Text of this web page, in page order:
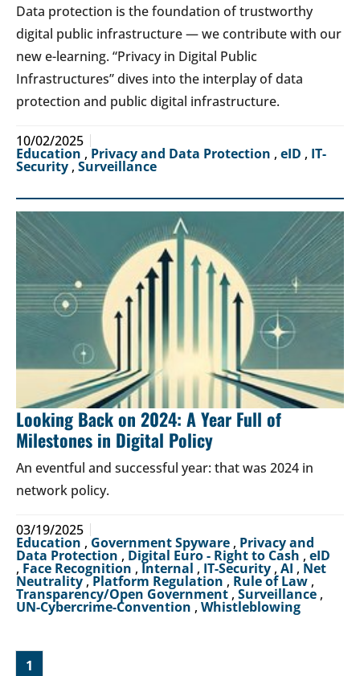
Data protection is the foundation of trustworthy
digital public infrastructure — we contribute with our
new e-learning. “Privacy in Digital Public
Infrastructures” dives into the interplay of data
protection and public digital infrastructure.
10/02/2025
Education , Privacy and Data Protection , eID , IT-
Security , Surveillance
Looking Back on 2024: A Year Full of
Milestones in Digital Policy
An eventful and successful year: that was 2024 in
network policy.
03/19/2025
Education , Government Spyware , Privacy and
Data Protection , Digital Euro - Right to Cash , eID
, Face Recognition , Internal , IT-Security , AI , Net
Neutrality,Platform Regulation , Rule of Law ,
Transparency/Open Government , Surveillance ,
UN-Cybercrime-Convention , Whistleblowing
1